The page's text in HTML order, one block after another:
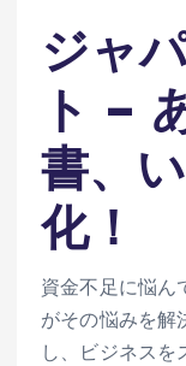
ジャ
ト –
書、
化！
資金不足に悩ん
がその悩みを解
し、ビジネスを